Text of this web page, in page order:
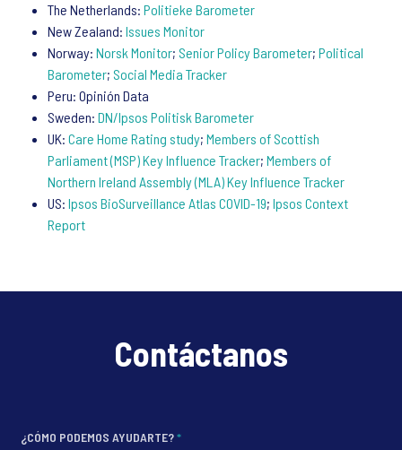
The Netherlands: Politieke Barometer
New Zealand: Issues Monitor
Norway: Norsk Monitor; Senior Policy Barometer; Political
Barometer; Social Media Tracker
Peru: Opinión Data
Sweden: DN/Ipsos Politisk Barometer
UK: Care Home Rating study; Members of Scottish
Parliament (MSP) Key Influence Tracker; Members of
Northern Ireland Assembly (MLA) Key Influence Tracker
US: Ipsos BioSurveillance Atlas COVID-19; Ipsos Context
Report
Contáctanos
¿CÓMO PODEMOS AYUDARTE?*